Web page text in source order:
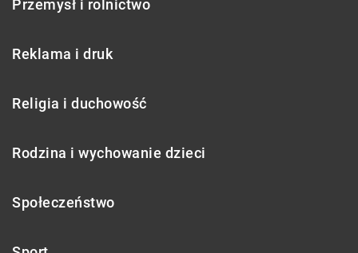
Przemysł i rolnictwo
Reklama i druk
Religia i duchowość
Rodzina i wychowanie dzieci
Społeczeństwo